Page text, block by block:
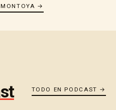
→
TODO EN PODCAST →